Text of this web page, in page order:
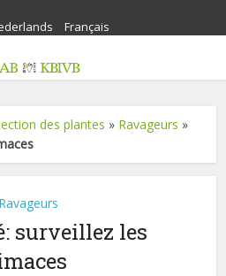
Français
des plantes » Ravageurs »
Ravageurs
surveillez les